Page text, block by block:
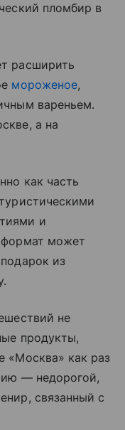
пломбир в
расширить
мороженое,
вареньем.
а на
как часть
и
формат может
из
не
продукты,
«Москва» как раз
— недорогой,
связанный с